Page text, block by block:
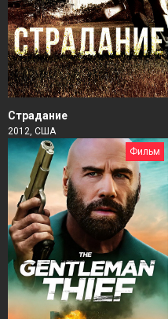
Страдание
2012, США
Фильм